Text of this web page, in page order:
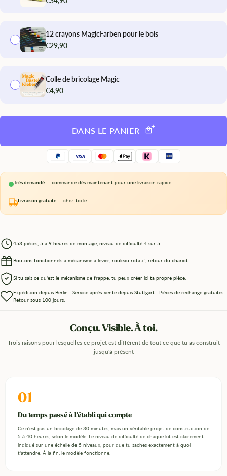
12 crayons MagicFarben pour le bois
€29,90
Colle de bricolage Magic
€4,90
DANS LE PANIER
Très demandé — commande dès maintenant pour une livraison rapide
Livraison gratuite — chez toi le
453 pièces, 5 à 9 heures de montage, niveau de difficulté 4 sur 5.
Boutons fonctionnels à mécanisme à levier, rouleau rotatif, retour du chariot.
Si tu sais ce qu'est le mécanisme de frappe, tu peux créer ici ta propre pièce.
Expédition depuis Berlin · Service après-vente depuis Stuttgart · Pièces de rechange gratuites ·
Retour sous 100 jours.
Conçu. Visible. À toi.
Trois raisons pour lesquelles ce projet est différent de tout ce que tu as construit
jusqu'à présent
01
Du temps passé à l'établi qui compte
Ce n'est pas un bricolage de 30 minutes, mais un véritable projet de construction de
5 à 40 heures, selon le modèle. Le niveau de difficulté de chaque kit est clairement
indiqué sur une échelle de 5 niveaux, pour que tu saches exactement à quoi
t'attendre. À la fin, le modèle fonctionne.